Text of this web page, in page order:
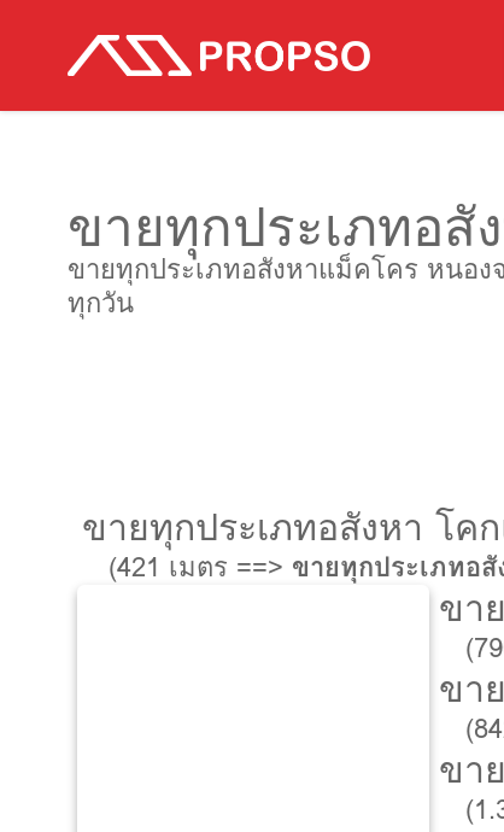
ขายทุกประเภทอ
ขายทุกประเภทอสังหาแม็คโคร หนอ
ทุกวัน
ขายทุกประเภทอสังหา โค
(421 เมตร ==> ขายทุกประเภทอสั
ขา
ขา
ขา